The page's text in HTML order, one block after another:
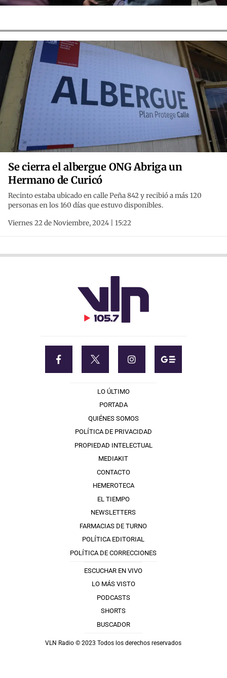
Se cierra el albergue ONG Abriga un
Hermano de Curicó
Recinto estaba ubicado en calle Peña 842 y recibió a más 120
personas en los 160 días que estuvo disponibles.
Viernes 22 de Noviembre, 2024 | 15:22
LO ÚLTIMO
PORTADA
QUIÉNES SOMOS
POLÍTICA DE PRIVACIDAD
PROPIEDAD INTELECTUAL
MEDIAKIT
CONTACTO
HEMEROTECA
EL TIEMPO
NEWSLETTERS
FARMACIAS DE TURNO
POLÍTICA EDITORIAL
POLÍTICA DE CORRECCIONES
ESCUCHAR EN VIVO
LO MÁS VISTO
PODCASTS
SHORTS
BUSCADOR
VLN Radio © 2023 Todos los derechos reservados